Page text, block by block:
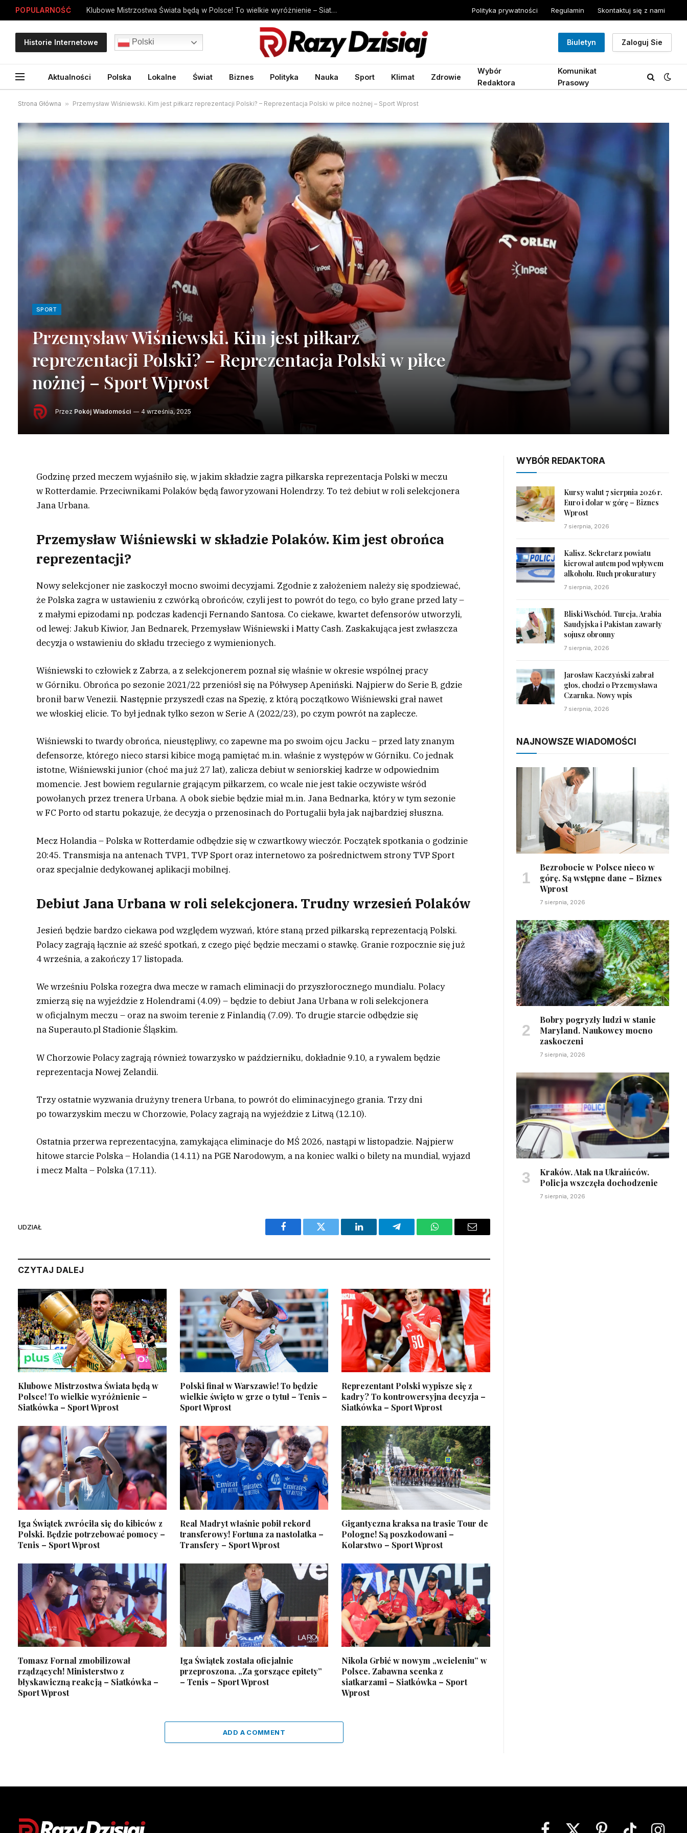
POPULARNOŚĆ Klubowe Mistrzostwa Świata będą w Polsce! To wielkie wyróżnienie – Siatkówka – Sport Wprost Polityka prywatności Regulamin Skontaktuj się z nami
Historie Internetowe Polski Biuletyn Zaloguj Sie
Aktualności Polska Lokalne Świat Biznes Polityka Nauka Sport Klimat Zdrowie
Wybór
Redaktora
Komunikat
Prasowy
Strona Główna » Przemysław Wiśniewski. Kim jest piłkarz reprezentacji Polski? – Reprezentacja Polski w piłce nożnej – Sport Wprost
SPORT
Przemysław Wiśniewski. Kim jest piłkarz
reprezentacji Polski? – Reprezentacja Polski w piłce
nożnej – Sport Wprost
Przez Pokój Wiadomości 4 września, 2025
Godzinę przed meczem wyjaśniło się, w jakim składzie zagra piłkarska reprezentacja Polski w meczu
w Rotterdamie. Przeciwnikami Polaków będą faworyzowani Holendrzy. To też debiut w roli selekcjonera
Jana Urbana.
Przemysław Wiśniewski w składzie Polaków. Kim jest obrońca
reprezentacji?
Nowy selekcjoner nie zaskoczył mocno swoimi decyzjami. Zgodnie z założeniem należy się spodziewać,
że Polska zagra w ustawieniu z czwórką obrońców, czyli jest to powrót do tego, co było grane przed laty –
z małymi epizodami np. podczas kadencji Fernando Santosa. Co ciekawe, kwartet defensorów utworzyli,
od lewej: Jakub Kiwior, Jan Bednarek, Przemysław Wiśniewski i Matty Cash. Zaskakująca jest zwłaszcza
decyzja o wstawieniu do składu trzeciego z wymienionych.
Wiśniewski to człowiek z Zabrza, a z selekcjonerem poznał się właśnie w okresie wspólnej pracy
w Górniku. Obrońca po sezonie 2021/22 przeniósł się na Półwysep Apeniński. Najpierw do Serie B, gdzie
bronił barw Venezii. Następnie przyszedł czas na Spezię, z którą początkowo Wiśniewski grał nawet
we włoskiej elicie. To był jednak tylko sezon w Serie A (2022/23), po czym powrót na zaplecze.
Wiśniewski to twardy obrońca, nieustępliwy, co zapewne ma po swoim ojcu Jacku – przed laty znanym
defensorze, którego nieco starsi kibice mogą pamiętać m.in. właśnie z występów w Górniku. Co jednak
istotne, Wiśniewski junior (choć ma już 27 lat), zalicza debiut w seniorskiej kadrze w odpowiednim
momencie. Jest bowiem regularnie grającym piłkarzem, co wcale nie jest takie oczywiste wśród
powołanych przez trenera Urbana. A obok siebie będzie miał m.in. Jana Bednarka, który w tym sezonie
w FC Porto od startu pokazuje, że decyzja o przenosinach do Portugalii była jak najbardziej słuszna.
Mecz Holandia – Polska w Rotterdamie odbędzie się w czwartkowy wieczór. Początek spotkania o godzinie
20:45. Transmisja na antenach TVP1, TVP Sport oraz internetowo za pośrednictwem strony TVP Sport
oraz specjalnie dedykowanej aplikacji mobilnej.
Debiut Jana Urbana w roli selekcjonera. Trudny wrzesień Polaków
Jesień będzie bardzo ciekawa pod względem wyzwań, które staną przed piłkarską reprezentacją Polski.
Polacy zagrają łącznie aż sześć spotkań, z czego pięć będzie meczami o stawkę. Granie rozpocznie się już
4 września, a zakończy 17 listopada.
We wrześniu Polska rozegra dwa mecze w ramach eliminacji do przyszłorocznego mundialu. Polacy
zmierzą się na wyjeździe z Holendrami (4.09) – będzie to debiut Jana Urbana w roli selekcjonera
w oficjalnym meczu – oraz na swoim terenie z Finlandią (7.09). To drugie starcie odbędzie się
na Superauto.pl Stadionie Śląskim.
W Chorzowie Polacy zagrają również towarzysko w październiku, dokładnie 9.10, a rywalem będzie
reprezentacja Nowej Zelandii.
Trzy ostatnie wyzwania drużyny trenera Urbana, to powrót do eliminacyjnego grania. Trzy dni
po towarzyskim meczu w Chorzowie, Polacy zagrają na wyjeździe z Litwą (12.10).
Ostatnia przerwa reprezentacyjna, zamykająca eliminacje do MŚ 2026, nastąpi w listopadzie. Najpierw
hitowe starcie Polska – Holandia (14.11) na PGE Narodowym, a na koniec walki o bilety na mundial, wyjazd
i mecz Malta – Polska (17.11).
UDZIAŁ
Facebook Twitter LinkedIn Telegram WhatsAppEmail
CZYTAJ DALEJ
Klubowe Mistrzostwa Świata będą w
Polsce! To wielkie wyróżnienie –
Siatkówka – Sport Wprost
Polski finał w Warszawie! To będzie
wielkie święto w grze o tytuł – Tenis –
Sport Wprost
Reprezentant Polski wypisze się z
kadry? To kontrowersyjna decyzja –
Siatkówka – Sport Wprost
Iga Świątek zwróciła się do kibiców z
Polski. Będzie potrzebować pomocy –
Tenis – Sport Wprost
Real Madryt właśnie pobił rekord
transferowy! Fortuna za nastolatka –
Transfery – Sport Wprost
Gigantyczna kraksa na trasie Tour de
Pologne! Są poszkodowani –
Kolarstwo – Sport Wprost
Tomasz Fornal zmobilizował
rządzących! Ministerstwo z
błyskawiczną reakcją – Siatkówka –
Sport Wprost
Iga Świątek została oficjalnie
przeproszona. „Za gorszące epitety”
– Tenis – Sport Wprost
Nikola Grbić w nowym „wcieleniu” w
Polsce. Zabawna scenka z
siatkarzami – Siatkówka – Sport
Wprost
ADD A COMMENT
WYBÓR REDAKTORA
Kursy walut 7 sierpnia 2026 r.
Euro i dolar w górę – Biznes
Wprost
7 sierpnia, 2026
Kalisz. Sekretarz powiatu
kierował autem pod wpływem
alkoholu. Ruch prokuratury
7 sierpnia, 2026
Bliski Wschód. Turcja, Arabia
Saudyjska i Pakistan zawarły
sojusz obronny
7 sierpnia, 2026
Jarosław Kaczyński zabrał
głos, chodzi o Przemysława
Czarnka. Nowy wpis
7 sierpnia, 2026
NAJNOWSZE WIADOMOŚCI
Bezrobocie w Polsce nieco w
górę. Są wstępne dane – Biznes
Wprost
7 sierpnia, 2026
Bobry pogryzły ludzi w stanie
Maryland. Naukowcy mocno
zaskoczeni
7 sierpnia, 2026
Kraków. Atak na Ukraińców.
Policja wszczęła dochodzenie
7 sierpnia, 2026